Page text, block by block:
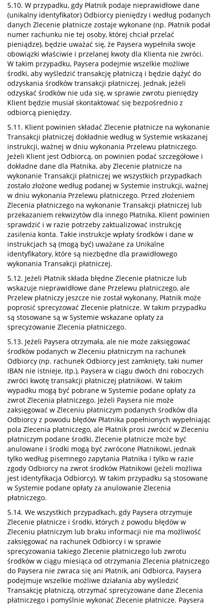
5.10. W przypadku, gdy Płatnik podaje nieprawidłowe dane
(unikalny identyfikator) Odbiorcy pieniędzy i według podanych
danych Zlecenie płatnicze zostaje wykonane (np. Płatnik podał
numer rachunku nie tej osoby, której chciał przelać
pieniądze), będzie uważać się, że Paysera wypełniła swoje
obowiązki właściwie i przelanej kwoty dla Klienta nie zwróci.
W takim przypadku, Paysera podejmie wszelkie możliwe
środki, aby wyśledzić transakcję płatniczą i będzie dążyć do
odzyskania środków transakcji płatniczej. Jednak, jeżeli
odzyskać środków nie uda się, w sprawie zwrotu pieniędzy
Klient będzie musiał skontaktować się bezpośrednio z
odbiorcą pieniędzy.
5.11. Klient powinien składać Zlecenie płatnicze na wykonanie
Transakcji płatniczej dokładnie według w Systemie wskazanej
instrukcji, ważnej w dniu wykonania Przelewu płatniczego.
Jeżeli Klient jest Odbiorcą, on powinien podać szczegółowe i
dokładne dane dla Płatnika, aby Zlecenie płatnicze na
wykonanie Transakcji płatniczej we wszystkich przypadkach
zostało złożone według podanej w Systemie instrukcji, ważnej
w dniu wykonania Przelewu płatniczego. Przed złożeniem
Zlecenia płatniczego na wykonanie Transakcji płatniczej lub
przekazaniem rekwizytów dla innego Płatnika, Klient powinien
sprawdzić i w razie potrzeby zaktualizować instrukcję
zasilenia konta. Takie instrukcje wpłaty środków i dane w
instrukcjach są (mogą być) uważane za Unikalne
identyfikatory, które są niezbędne dla prawidłowego
wykonania Transakcji płatniczej.
5.12. Jeżeli Płatnik składa błędne Zlecenie płatnicze lub
wskazuje nieprawidłowe dane Przelewu płatniczego, ale
Przelew płatniczy jeszcze nie został wykonany, Płatnik może
poprosić sprecyzować Zlecenie płatnicze. W takim przypadku
są stosowane są w Systemie wskazane opłaty za
sprecyzowanie Zlecenia płatniczego.
5.13. Jeżeli Paysera otrzymała, ale nie może zaksięgować
środków podanych w Zleceniu płatniczym na rachunek
Odbiorcy (np. rachunek Odbiorcy jest zamknięty, taki numer
IBAN nie istnieje, itp.), Paysera w ciągu dwóch dni roboczych
zwróci kwotę transakcji płatniczej płatnikowi. W takim
wypadku mogą być pobrane w Systemie podane opłaty za
zwrot Zlecenia płatniczego. Jeżeli Paysera nie może
zaksięgować w Zleceniu płatniczym podanych środków dla
Odbiorcy z powodu błędów Płatnika popełnionych wypełniając
pola Zlecenia płatniczego, ale Płatnik prosi zwrócić w Zleceniu
płatniczym podane środki, Zlecenie płatnicze może być
anulowane i środki mogą być zwrócone Płatnikowi, jednak
tylko według pisemnego zapytania Płatnika i tylko w razie
zgody Odbiorcy na zwrot środków Płatnikowi (jeżeli możliwa
jest identyfikacja Odbiorcy). W takim przypadku są stosowane
w Systemie podane opłaty za anulowanie Zlecenia
płatniczego.
5.14. We wszystkich przypadkach, gdy Paysera otrzymuje
Zlecenie płatnicze i środki, których z powodu błędów w
Zleceniu płatniczym lub braku informacji nie ma możliwość
zaksięgować na rachunek Odbiorcy i w sprawie
sprecyzowania takiego Zlecenie płatniczego lub zwrotu
środków w ciągu miesiąca od otrzymania Zlecenia płatniczego
do Paysera nie zwraca się ani Płatnik, ani Odbiorca, Paysera
podejmuje wszelkie możliwe działania aby wyśledzić
Transakcję płatniczą, otrzymać sprecyzowane dane Zlecenia
płatniczego i pomyślnie wykonać Zlecenie płatnicze. Paysera